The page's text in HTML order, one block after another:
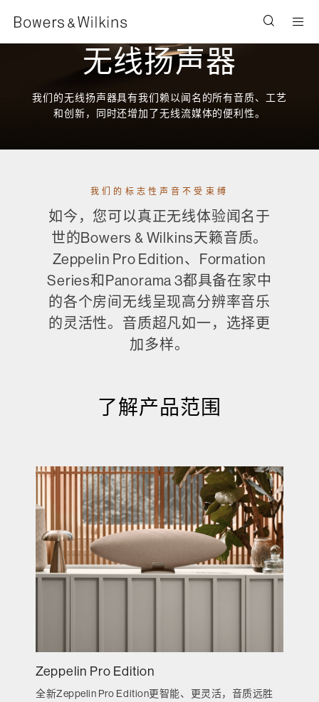
无线扬声器
我们的无线扬声器具有我们赖以闻名的所有音质、工艺
和创新，同时还增加了无线流媒体的便利性。
我们的标志性声音不受束缚
如今，您可以真正无线体验闻名于
世的Bowers & Wilkins天籁音质。
Zeppelin Pro Edition、Formation
Series和Panorama 3都具备在家中
的各个房间无线呈现高分辨率音乐
的灵活性。音质超凡如一，选择更
加多样。
了解产品范围
Zeppelin Pro Edition
全新Zeppelin Pro Edition更智能、更灵活，音质远胜